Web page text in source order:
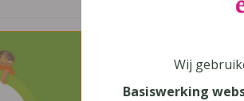
Nederlands
Wij
Basiswerking